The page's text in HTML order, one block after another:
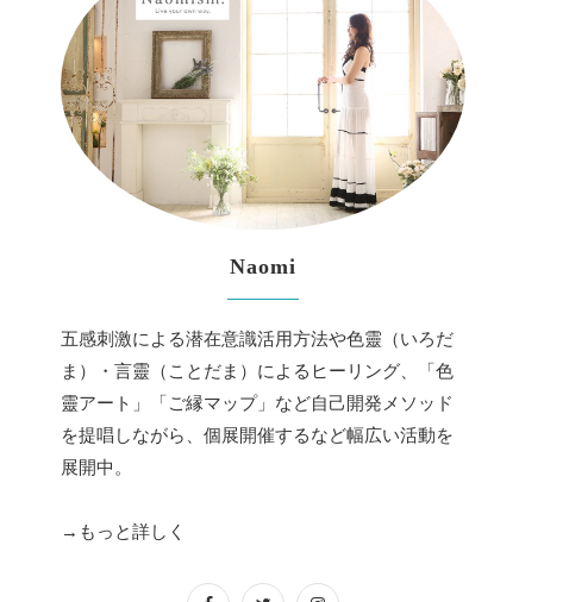
Naomi
五感刺激による潜在意識活用方法や色靈（いろだ
ま）・言靈（ことだま）によるヒーリング、「色
靈アート」「ご縁マップ」など自己開発メソッド
を提唱しながら、個展開催するなど幅広い活動を
展開中。
→もっと詳しく